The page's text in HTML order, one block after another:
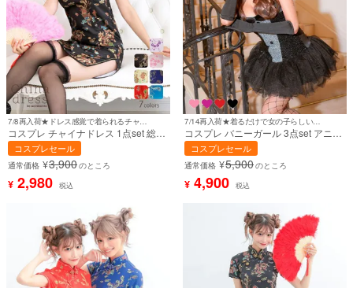
コスプレ チャイナドレス 1点set 総柄
サイドスリット タイトミニスカート
プチプラ (チャイナ服)【ハロウィン】
[th-hwj4060a]
コスプレセール
通常価格 ¥3,900のところ
¥ 2,980 税込
7/14再入荷★着るだけで女の子らしい美スタイルに♪
コスプレ バニーガール 3点set アニマ
ル キラキラ ホルターネック 胸元リボ
ン フレアミニスカート [3点セット]
(ワンピース/手袋/カチューシャ)【ハ
ロウィン】[tk-hw616e]
コスプレセール
通常価格 ¥5,900のところ
¥ 4,900 税込